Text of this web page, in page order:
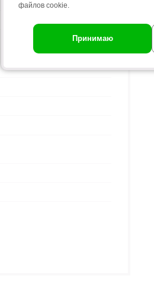
файлов cookie.
Принимаю